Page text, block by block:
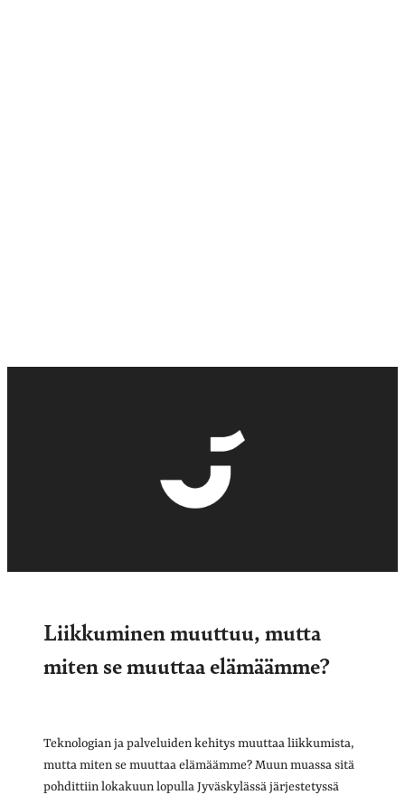
Liikkuminen muuttuu, mutta
miten se muuttaa elämäämme?
Teknologian ja palveluiden kehitys muuttaa liikkumista,
mutta miten se muuttaa elämäämme? Muun muassa sitä
pohdittiin lokakuun lopulla Jyväskylässä järjestetyssä